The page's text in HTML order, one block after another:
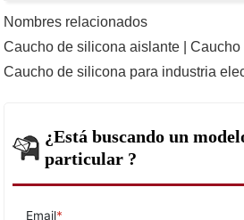
Nombres relacionados
Caucho de silicona aislante | Caucho
Caucho de silicona para industria
¿Está buscando un
particular ?